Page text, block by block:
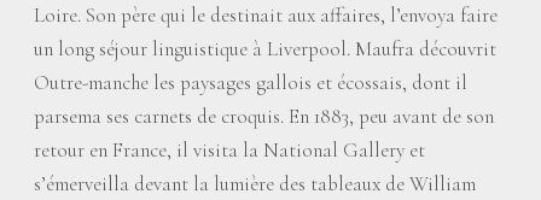
Loire. Son père qui le destinait aux affaires, l’envoya faire
un long séjour linguistique à Liverpool. Maufra découvrit
Outre-manche les paysages gallois et écossais, dont il
parsema ses carnets de croquis. En 1883, peu avant de son
retour en France, il visita la National Gallery et
s’émerveilla devant la lumière des tableaux de William